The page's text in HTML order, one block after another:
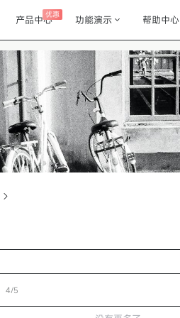
产品中心优惠 功能演示 帮助中心
4/5